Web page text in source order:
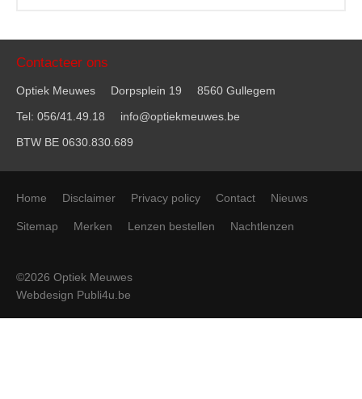
Contacteer ons
Optiek Meuwes Dorpsplein 19
8560 Gullegem
Tel: 056/41.49.18
info@optiekmeuwes.be
BTW BE 0630.830.689
Home Disclaimer Privacy policy Contact Nieuws
Sitemap Merken Lenzen bestellen Nachtlenzen
©2026 Optiek Meuwes
Webdesign Publi4u.be